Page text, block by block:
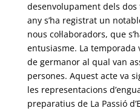
desenvolupament dels
any s’ha registrat un
nous col·laboradors, que
entusiasme. La
de germanor al qual van
persones. Aquest acte va
les representacions
preparatius de La Passió